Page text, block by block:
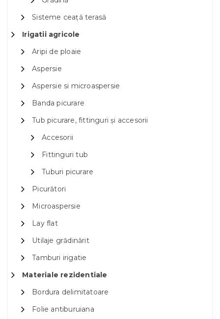
Sisteme ceață terasă
Irigatii agricole
Aripi de ploaie
Aspersie
Aspersie si microaspersie
Banda picurare
Tub picurare, fittinguri și accesorii
Accesorii
Fittinguri tub
Tuburi picurare
Picurători
Microaspersie
Lay flat
Utilaje grădinărit
Tamburi irigatie
Materiale rezidentiale
Bordura delimitatoare
Folie antiburuiana